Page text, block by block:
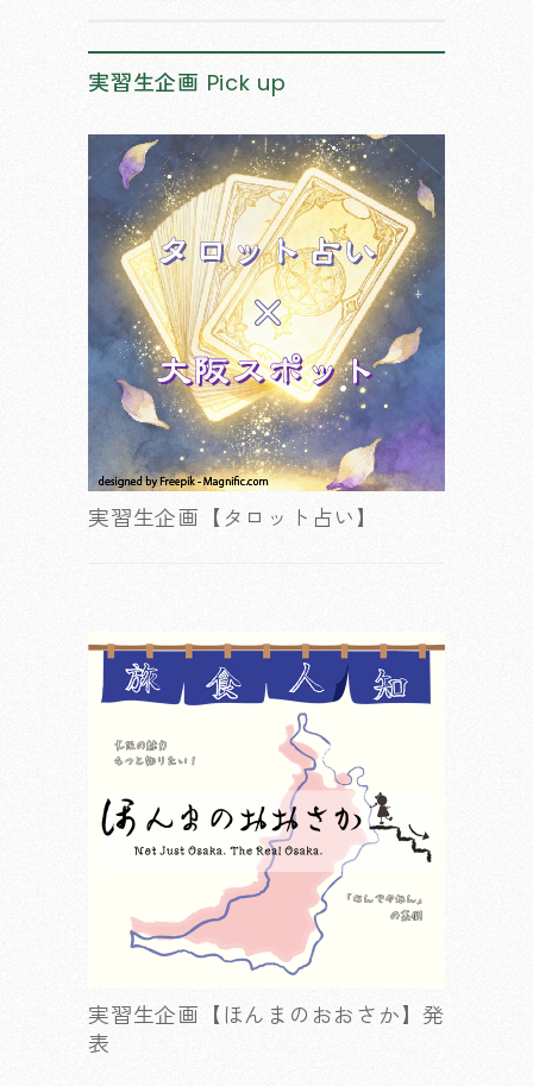
実習生企画 Pick up
実習生企画【タロット占い】
実習生企画【ほんまのおおさか】発
表